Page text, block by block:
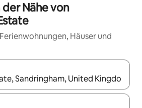
Nähe von
Häuser und
sind, navigiere mit den